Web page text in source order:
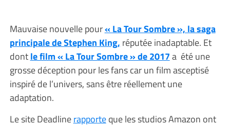
Mauvaise nouvelle pour« La Tour Sombre », la saga
principale de Stephen King, réputée inadaptable. Et
dontle film « La Tour Sombre » de 2017a été une
grosse déception pour les fans car un film asceptisé
inspiré de l’univers, sans être réellement une
adaptation.
Le site Deadlinerapporteque les studios Amazon ont